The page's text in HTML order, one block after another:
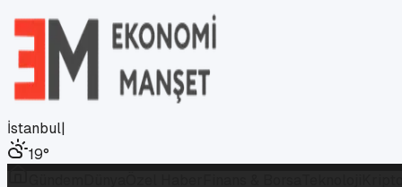
İstanbul|
19°